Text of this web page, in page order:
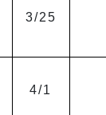
3/25
4/1